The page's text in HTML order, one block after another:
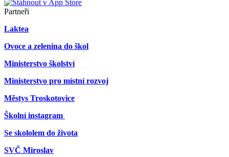
Partneři
Laktea
Ovoce a zelenina do škol
Ministerstvo školství
Ministerstvo pro místní rozvoj
Městys Troskotovice
Školní instagram
Se skololem do života
SVČ Miroslav